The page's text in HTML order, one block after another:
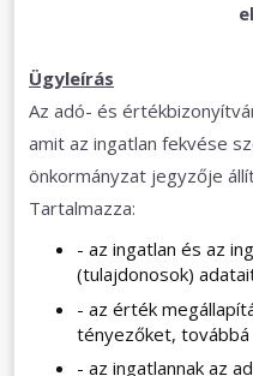
Ügyleírás
Az adó- és
amit az ingatlan fekvése
önkormányzat jegyzője
Tartalmazza:
- az ingatlan és az
(tulajdonosok)
- az érték
tényezőket, továbbá
- az ingatlannak az